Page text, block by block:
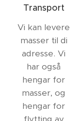
Transport
Vi kan levere
masser til di
adresse. Vi
har også
hengar for
masser, og
hengar for